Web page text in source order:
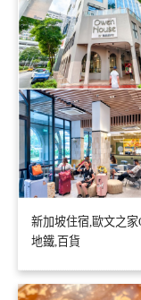
新加坡住宿,歐文之家
地鐵,百貨